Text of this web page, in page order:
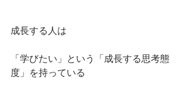
成長する人は
「学びたい」という「成長する思考態
度」を持っている